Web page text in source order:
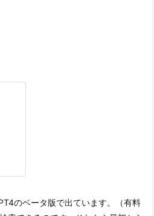
のベータ版で出ています。（有料